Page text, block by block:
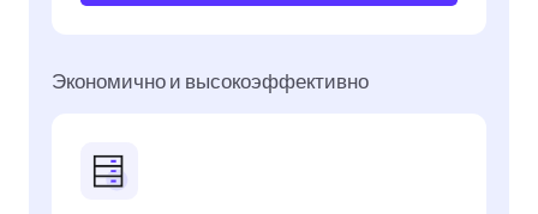
Экономично и высокоэффективно